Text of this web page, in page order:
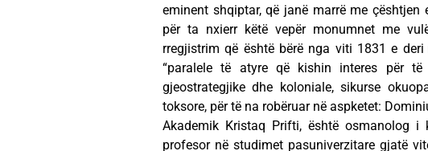
eminent shqiptar, që janë marrë me çështjen
për ta nxierr këtë vepër monumnet me
rregjistrim që është bërë nga viti 1831 e
“paralele të atyre që kishin interes për
gjeostrategjike dhe koloniale, sikurse
toksore, për të na robëruar në aspketet:
Akademik Kristaq Prifti, është osmanolog
profesor në studimet pasuniverzitare gjatë